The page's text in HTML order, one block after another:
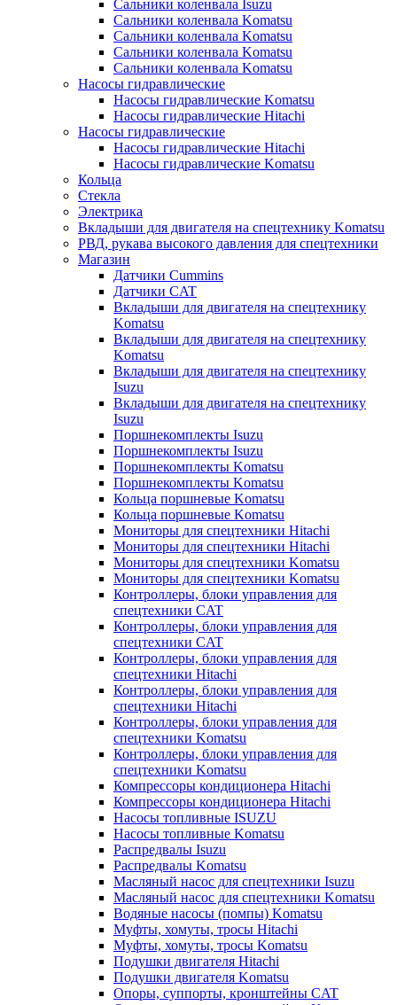
Сальники коленвала Isuzu
Сальники коленвала Komatsu
Сальники коленвала Komatsu
Сальники коленвала Komatsu
Сальники коленвала Komatsu
Насосы гидравлические
Насосы гидравлические Komatsu
Насосы гидравлические Hitachi
Насосы гидравлические
Насосы гидравлические Hitachi
Насосы гидравлические Komatsu
Кольца
Стекла
Электрика
Вкладыши для двигателя на спецтехнику Komatsu
РВД, рукава высокого давления для спецтехники
Магазин
Датчики Cummins
Датчики CAT
Вкладыши для двигателя на спецтехнику
Komatsu
Вкладыши для двигателя на спецтехнику
Komatsu
Вкладыши для двигателя на спецтехнику
Isuzu
Вкладыши для двигателя на спецтехнику
Isuzu
Поршнекомплекты Isuzu
Поршнекомплекты Isuzu
Поршнекомплекты Komatsu
Поршнекомплекты Komatsu
Кольца поршневые Komatsu
Кольца поршневые Komatsu
Мониторы для спецтехники Hitachi
Мониторы для спецтехники Hitachi
Мониторы для спецтехники Komatsu
Мониторы для спецтехники Komatsu
Контроллеры, блоки управления для
спецтехники CAT
Контроллеры, блоки управления для
спецтехники CAT
Контроллеры, блоки управления для
спецтехники Hitachi
Контроллеры, блоки управления для
спецтехники Hitachi
Контроллеры, блоки управления для
спецтехники Komatsu
Контроллеры, блоки управления для
спецтехники Komatsu
Компрессоры кондиционера Hitachi
Компрессоры кондиционера Hitachi
Насосы топливные ISUZU
Насосы топливные Komatsu
Распредвалы Isuzu
Распредвалы Komatsu
Масляный насос для спецтехники Isuzu
Масляный насос для спецтехники Komatsu
Водяные насосы (помпы) Komatsu
Муфты, хомуты, тросы Hitachi
Муфты, хомуты, тросы Komatsu
Подушки двигателя Hitachi
Подушки двигателя Komatsu
Опоры, суппорты, кронштейны CAT